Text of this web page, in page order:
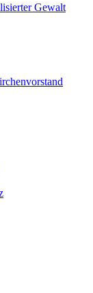
Gewalt